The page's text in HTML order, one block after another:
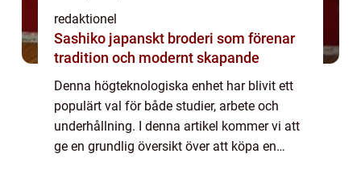
redaktionel
Sashiko japanskt broderi som förenar
tradition och modernt skapande
Denna högteknologiska enhet har blivit ett
populärt val för både studier, arbete och
underhållning. I denna artikel kommer vi att
ge en grundlig översikt över att köpa en